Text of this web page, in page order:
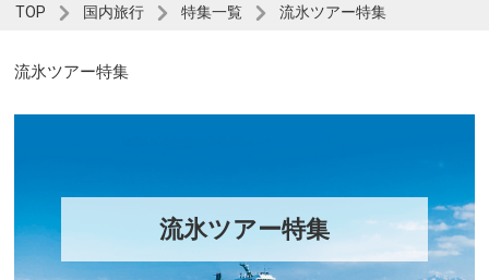
TOP 国内旅行 特集一覧 流氷ツアー特集
流氷ツアー特集
流氷ツアー特集